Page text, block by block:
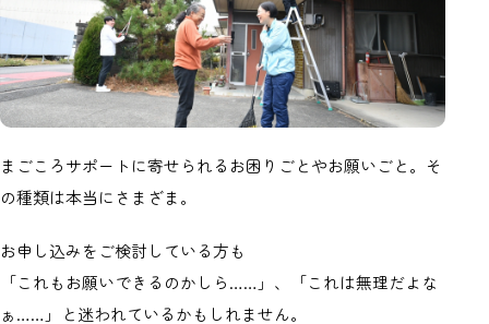
まごころサポートに寄せられるお困りごとやお願いごと。そ
の種類は本当にさまざま。
お申し込みをご検討している方も
「これもお願いできるのかしら……」、「これは無理だよな
ぁ……」と迷われているかもしれません。